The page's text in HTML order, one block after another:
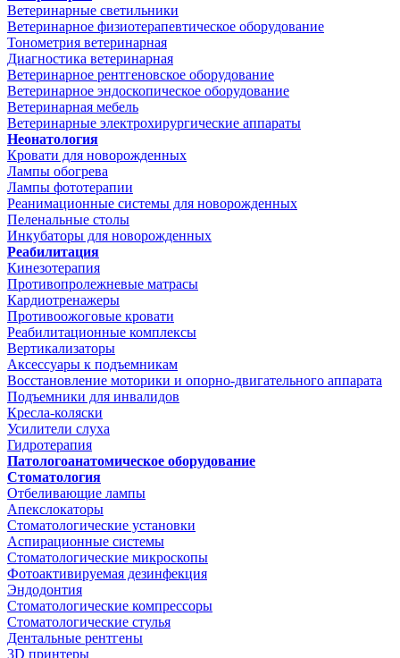
Ветеринарные светильники
Ветеринарное физиотерапевтическое оборудование
Тонометрия ветеринарная
Диагностика ветеринарная
Ветеринарное рентгеновское оборудование
Ветеринарное эндоскопическое оборудование
Ветеринарная мебель
Ветеринарные электрохирургические аппараты
Неонатология
Кровати для новорожденных
Лампы обогрева
Лампы фототерапии
Реанимационные системы для новорожденных
Пеленальные столы
Инкубаторы для новорожденных
Реабилитация
Кинезотерапия
Противопролежневые матрасы
Кардиотренажеры
Противоожоговые кровати
Реабилитационные комплексы
Вертикализаторы
Аксессуары к подъемникам
Восстановление моторики и опорно-двигательного аппарата
Подъемники для инвалидов
Кресла-коляски
Усилители слуха
Гидротерапия
Патологоанатомическое оборудование
Стоматология
Отбеливающие лампы
Апекслокаторы
Стоматологические установки
Аспирационные системы
Стоматологические микроскопы
Фотоактивируемая дезинфекция
Эндодонтия
Стоматологические компрессоры
Стоматологические стулья
Дентальные рентгены
3D принтеры